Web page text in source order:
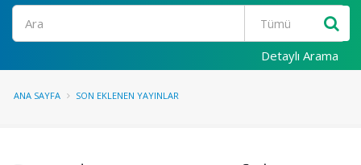
Ara
Detaylı Arama
ANA SAYFA SON EKLENEN YAYINLAR